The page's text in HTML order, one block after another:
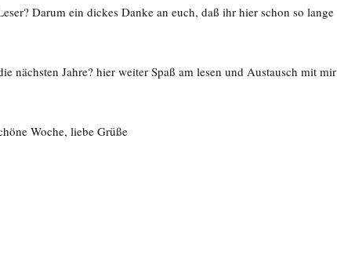
Darum ein dickes Danke an euch, daß ihr hier schon so lange
nächsten Jahre? hier weiter Spaß am lesen und Austausch mit mir
Woche, liebe Grüße